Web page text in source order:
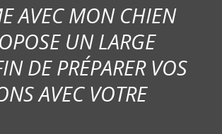
AVEC MON CHIEN
UN LARGE
DE PRÉPARER VOS
AVEC VOTRE